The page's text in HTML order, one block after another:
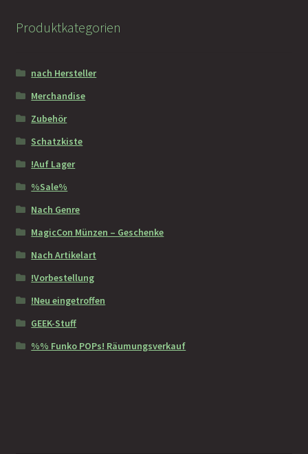
Produktkategorien
nach Hersteller
Merchandise
Zubehör
Schatzkiste
!Auf Lager
%Sale%
Nach Genre
MagicCon Münzen – Geschenke
Nach Artikelart
!Vorbestellung
!Neu eingetroffen
GEEK-Stuff
%% Funko POPs! Räumungsverkauf